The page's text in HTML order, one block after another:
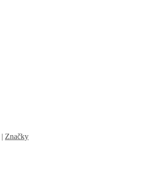
| Značky